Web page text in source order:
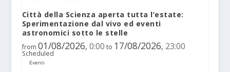
Città della Scienza aperta tutta l’estate:
Sperimentazione dal vivo ed eventi
astronomici sotto le stelle
from 01/08/2026, 0:00 to 17/08/2026, 23:00
Scheduled
Eventi